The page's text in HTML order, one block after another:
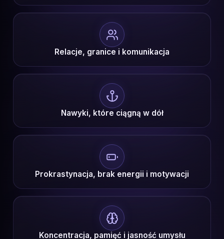
Relacje, granice i komunikacja
Nawyki, które ciągną w dół
Prokrastynacja, brak energii i motywacji
Koncentracja, pamięć i jasność umysłu